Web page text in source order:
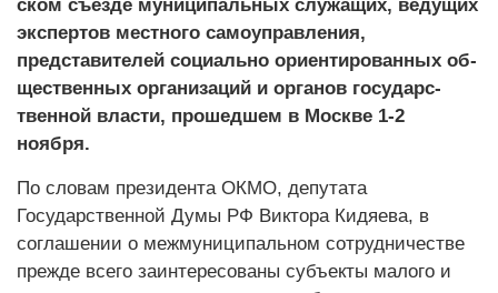
ском съ­ез­де му­ници­паль­ных слу­жащих, ве­дущих
эк­спер­тов мес­тно­го са­мо­уп­равле­ния,
представителей со­ци­аль­но ори­ен­ти­рован­ных об­
щес­твен­ных ор­га­низа­ций и ор­га­нов го­сударс­
твен­ной влас­ти, прошедшем в Москве 1-2
ноября.
По словам президента ОКМО, депутата
Государственной Думы РФ Виктора Кидяева, в
соглашении о межмуниципальном сотрудничестве
прежде всего заинтересованы субъекты малого и